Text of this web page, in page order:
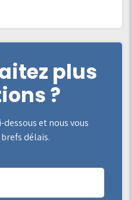
plus
?
et nous vous
délais.